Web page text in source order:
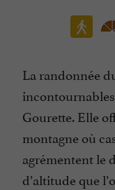
La randonnée
Gourette. Elle
montagne où
agrémentent le
d’altitude que